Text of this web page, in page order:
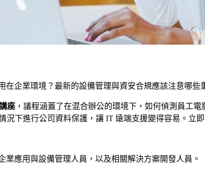
在企業環境？最新的設備管理與資安合規應該注意哪些
座 ，議程涵蓋了在混合辦公的環境下，如何偵測員工
下進行公司資料保護，讓 IT 遠端支援變得容易。立即
業應用與設備管理人員，以及相關解決方案開發人員。